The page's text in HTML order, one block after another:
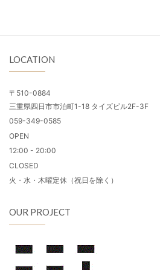
LOCATION
〒510-0884
三重県四日市市泊町1-18 タイズビル2F-3F
059-349-0585
OPEN
12:00 - 20:00
CLOSED
火・水・木曜定休（祝日を除く）
OUR PROJECT